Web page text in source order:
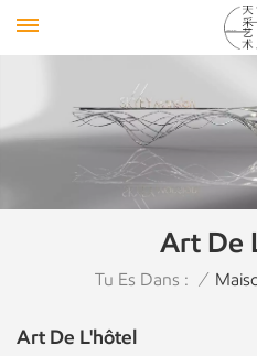
Art De
Tu Es Dans : /
Art De L'hôtel